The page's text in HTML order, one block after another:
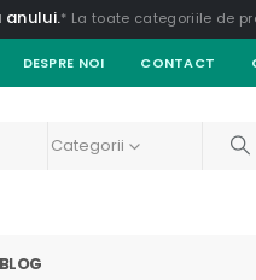
* La toate categoriile de
DESPRE NOI CONTACT
Categorii
BLOG